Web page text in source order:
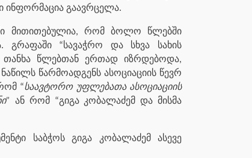
ინფორმაცია გაავრცელა.
მითითებულია, რომ ბოლო წლებში
გრაფაში “სავაჭრო და სხვა სახის
თანხა წლებთან ერთად იზრდებოდა,
წარმოადგენს ასოციაციის წევრ
“საავტორო უფლებათა ასოციაციის
ან რომ “გიგა კობალაძემ და მისმა
საბჭოს გიგა კობალაძემ ასევე